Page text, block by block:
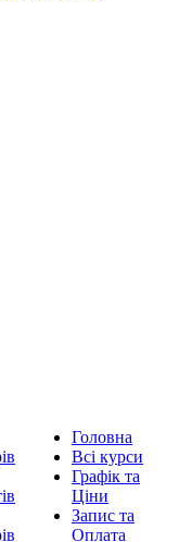
Головна
Всі курси
Графік та
Ціни
Запис та
Оплата